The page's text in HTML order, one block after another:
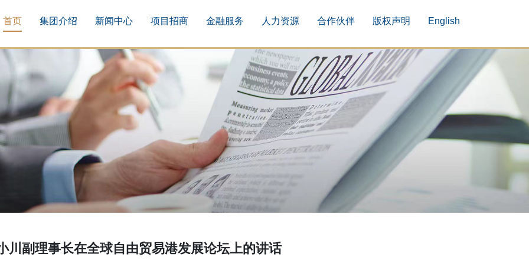
首页 集团介绍 新闻中心 项目招商 金融服务 人力资源 合作伙伴 版权声明 English
川副理事长在全球自由贸易港发展论坛上的讲话